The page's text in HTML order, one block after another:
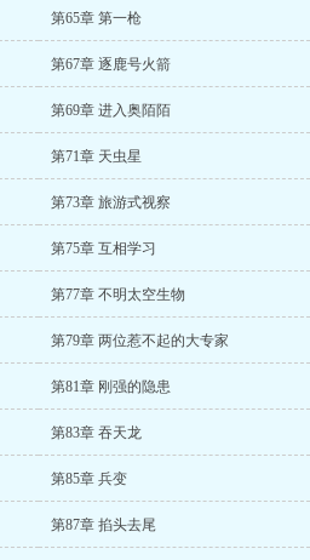
第65章 第一枪
第67章 逐鹿号火箭
第69章 进入奥陌陌
第71章 天虫星
第73章 旅游式视察
第75章 互相学习
第77章 不明太空生物
第79章 两位惹不起的大专家
第81章 刚强的隐患
第83章 吞天龙
第85章 兵变
第87章 掐头去尾